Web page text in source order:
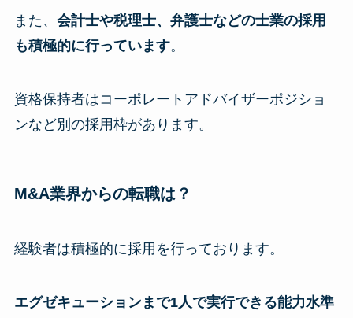
また、 会計士や税理士、弁護士などの士業の採用
も積極的に行っています。
資格保持者はコーポレートアドバイザーポジショ
ンなど別の採用枠があります。
M&A業界からの転職は？
経験者は積極的に採用を行っております。
エグゼキューションまで1人で実行できる能力水準